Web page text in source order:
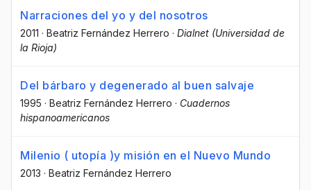
Narraciones del yo y del nosotros
2011 · Beatriz Fernández Herrero · Dialnet (Universidad de
la Rioja)
Del bárbaro y degenerado al buen salvaje
1995 · Beatriz Fernández Herrero · Cuadernos
hispanoamericanos
Milenio ( utopía )y misión en el Nuevo Mundo
2013 · Beatriz Fernández Herrero